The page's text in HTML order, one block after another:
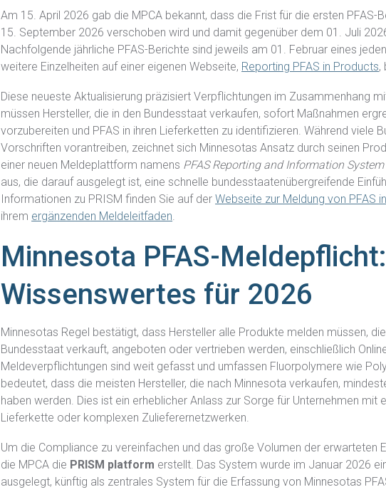
Produktkonformität
Entdecken Sie unsere Lösung, mit der Sie
Ihrer Lieferkette erhalten.Alle Lösungen ansehen
REACH
Compliance erfordert transparente Lieferketten.
TSCA
Besseres Wachstum mit der TSCA-Compliance-
von Assent.
PFAS
Identifizieren Sie PFAS in Ihrer Lieferkette und
Sie sich auf Erfolgskurs.
Vollständige
Materialangaben
das gesamte komplexe
Die EU-
Verordnung
über
Medizinprodukte
Informieren Sie sich über die EU-MDR-
Lösung und erfahren Sie, wie sie Ihnen
versteckte Compliance-Risiken
aufzudecken.
in Ihre Lieferkette.
Am 15. April 2026 gab die MPCA bekannt, dass die Frist für die ersten PFAS-
15. September 2026 verschoben wird und damit gegenüber dem 01. Juli
Nachfolgende jährliche PFAS-Berichte sind jeweils am 01. Februar eines
weitere Einzelheiten auf einer eigenen Webseite, Reporting PFAS in Products,
Diese neueste Aktualisierung präzisiert Verpflichtungen im Zusammenhang
müssen Hersteller, die in den Bundesstaat verkaufen, sofort Maßnahmen
vorzubereiten und PFAS in ihren Lieferketten zu identifizieren. Während viele
Vorschriften vorantreiben, zeichnet sich Minnesotas Ansatz durch seinen
einer neuen Meldeplattform namens PFAS Reporting and Information
aus, die darauf ausgelegt ist, eine schnelle bundesstaatenübergreifende
Informationen zu PRISM finden Sie auf derWebseite zur Meldung von PFAS
ihrem ergänzenden Meldeleitfaden
Minnesota PFAS-Meldepflicht:
Wissenswertes für 2026
Minnesotas Regel bestätigt, dass Hersteller alle Produkte melden müssen,
Bundesstaat verkauft, angeboten oder vertrieben werden, einschließlich
Meldeverpflichtungen sind weit gefasst und umfassen Fluorpolymere wie
bedeutet, dass die meisten Hersteller, die nach Minnesota verkaufen,
haben werden. Dies ist ein erheblicher Anlass zur Sorge für Unternehmen mit
Lieferkette oder komplexen Zulieferernetzwerken.
Um die Compliance zu vereinfachen und das große Volumen der erwarteten
die MPCA die PRISM platform erstellt. Das System wurde im Januar 2026
ausgelegt, künftig als zentrales System für die Erfassung von Minnesotas